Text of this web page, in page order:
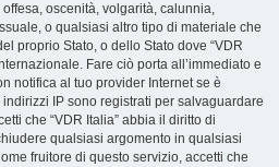
oscenità, volgarità, calunnia,
o qualsiasi altro tipo di materiale che
proprio Stato, o dello Stato dove “VDR
Fare ciò porta all’immediato e
notifica al tuo provider Internet se è
IP sono registrati per salvaguardare
che “VDR Italia” abbia il diritto di
qualsiasi argomento in qualsiasi
fruitore di questo servizio, accetti che